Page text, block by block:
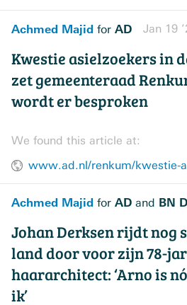
Achmed Majid for AD Jan 19
Kwestie asielzoekers in
zet gemeenteraad
wordt er besproken
We found this article at:
Achmed Majid for AD and BN
Johan Derksen rijdt nog
land door voor zijn 78-
haararchitect: ‘Arno is
ik’